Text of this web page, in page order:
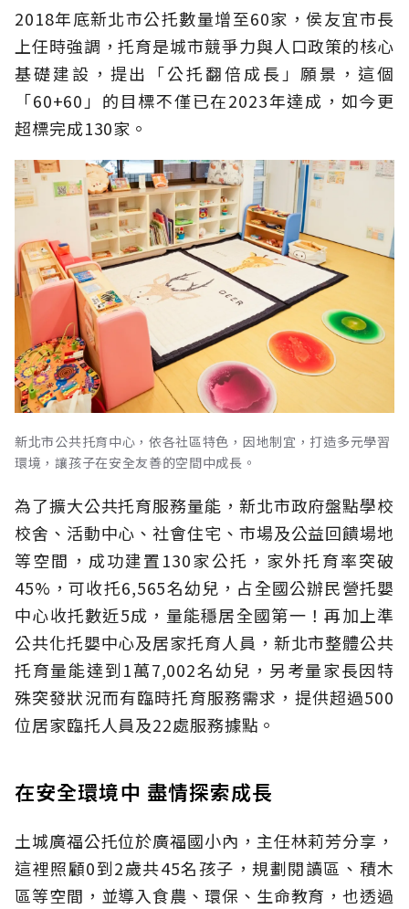
2018年底新北市公托數量增至60家，侯友宜市長
上任時強調，托育是城市競爭力與人口政策的核心
基礎建設，提出「公托翻倍成長」願景，這個
「60+60」的目標不僅已在2023年達成，如今更
超標完成130家。
新北市公共托育中心，依各社區特色，因地制宜，打造多元學習
環境，讓孩子在安全友善的空間中成長。
為了擴大公共托育服務量能，新北市政府盤點學校
校舍、活動中心、社會住宅、市場及公益回饋場地
等空間，成功建置130家公托，家外托育率突破
45%，可收托6,565名幼兒，占全國公辦民營托嬰
中心收托數近5成，量能穩居全國第一！再加上準
公共化托嬰中心及居家托育人員，新北市整體公共
托育量能達到1萬7,002名幼兒，另考量家長因特
殊突發狀況而有臨時托育服務需求，提供超過500
位居家臨托人員及22處服務據點。
在安全環境中 盡情探索成長
土城廣福公托位於廣福國小內，主任林莉芳分享，
這裡照顧0到2歲共45名孩子，規劃閱讀區、積木
區等空間，並導入食農、環保、生命教育，也透過